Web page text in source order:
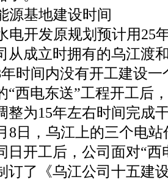
源基地建设时间
电开发原规划预计用25
从成立时拥有的乌江渡
时间内没有开工建设一
“西电东送”工程开工后
整为15年左右时间完成
8日，乌江上的三个电
日开工后，公司面对“
订了《乌江公司十五建